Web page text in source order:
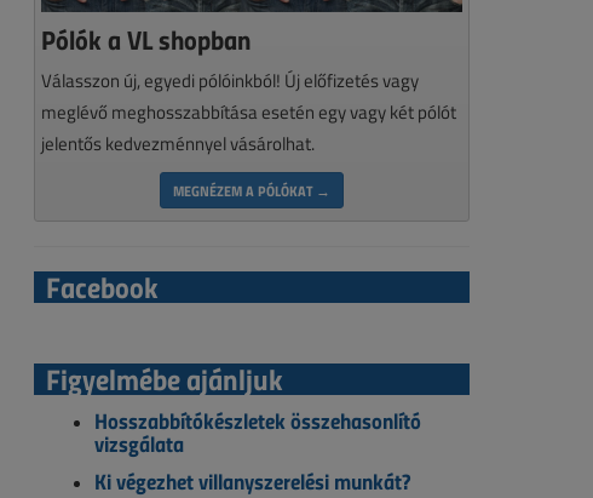
Pólók a VL shopban
Válasszon új, egyedi pólóinkból! Új előfizetés vagy
meglévő meghosszabbítása esetén egy vagy két pólót
jelentős kedvezménnyel vásárolhat.
MEGNÉZEM A PÓLÓKAT →
Facebook
Figyelmébe ajánljuk
Hosszabbítókészletek összehasonlító
vizsgálata
Ki végezhet villanyszerelési munkát?